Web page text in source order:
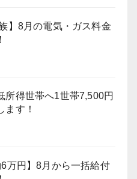
】8月の電気・ガス料金
所得世帯へ1世帯7,500円
ます！
6万円】8月から一括給付